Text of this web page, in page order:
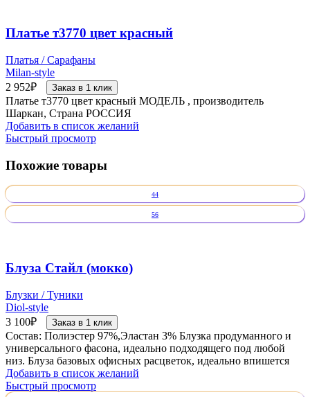
Платье т3770 цвет красный
Платья / Сарафаны
Milan-style
2 952₽ Заказ в 1 клик
Платье т3770 цвет красный МОДЕЛЬ , производитель
Шаркан, Страна РОССИЯ
Добавить в список желаний
Быстрый просмотр
Похожие товары
44
56
Блуза Стайл (мокко)
Блузки / Туники
Diol-style
3 100₽ Заказ в 1 клик
Состав: Полиэстер 97%,Эластан 3% Блузка продуманного и
универсального фасона, идеально подходящего под любой
низ. Блуза базовых офисных расцветок, идеально впишется
Добавить в список желаний
Быстрый просмотр